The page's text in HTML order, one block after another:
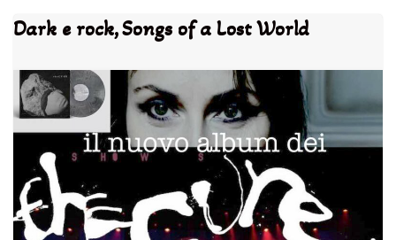
Dark e rock, Songs of a Lost World